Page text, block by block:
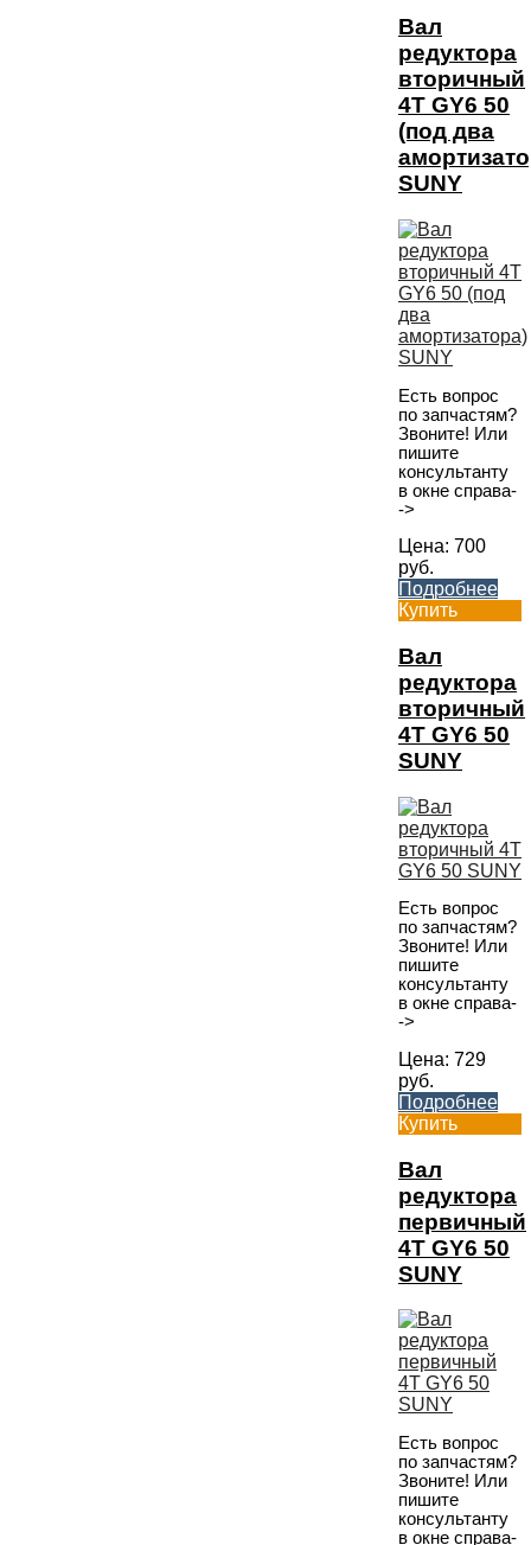
Вал
редуктора
вторичный
4T GY6 50
(под два
SUNY
Есть вопрос
по запчастям?
Звоните! Или
пишите
консультанту
в окне справа-
->
Цена: 700
руб.
Подробнее
Купить
Вал
редуктора
вторичный
4T GY6 50
SUNY
Есть вопрос
по запчастям?
Звоните! Или
пишите
консультанту
в окне справа-
->
Цена: 729
руб.
Подробнее
Купить
Вал
редуктора
первичный
4T GY6 50
SUNY
Есть вопрос
по запчастям?
Звоните! Или
пишите
консультанту
в окне справа-